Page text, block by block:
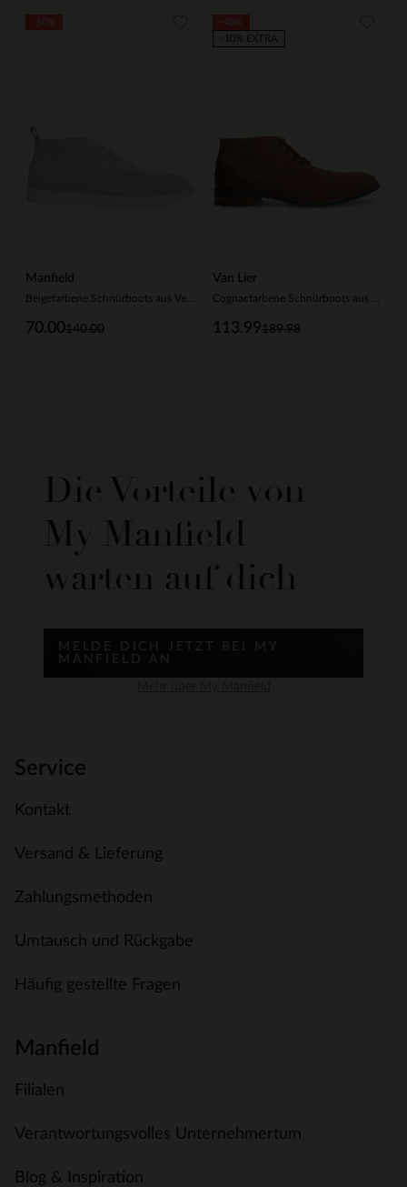
Manfield
140.00
70.00
Van Lier
189.98
113.99
-10% EXTRA
Die Vorteile von
My Manfield
warten auf dich
MELDE DICH JETZT BEI MY
MANFIELD AN
Service
Kontakt
Versand & Lieferung
Zahlungsmethoden
Umtausch und Rückgabe
Häufig gestellte Fragen
Manfield
Filialen
Verantwortungsvolles Unternehmertum
Blog & Inspiration